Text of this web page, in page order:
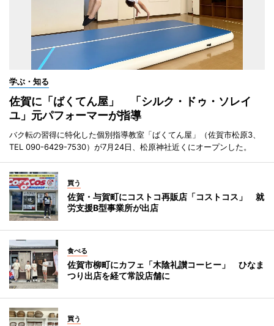
学ぶ・知る
佐賀に「ばくてん屋」 「シルク・ドゥ・ソレイ
ユ」元パフォーマーが指導
バク転の習得に特化した個別指導教室「ばくてん屋」（佐賀市松原3、
TEL 090-6429-7530）が7月24日、松原神社近くにオープンした。
買う
佐賀・与賀町にコストコ再販店「コストコス」 就
労支援B型事業所が出店
食べる
佐賀市柳町にカフェ「木陰礼讃コーヒー」 ひなま
つり出店を経て常設店舗に
買う